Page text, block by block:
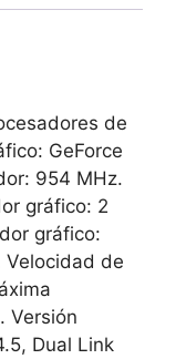
de
GeForce
954 MHz.
gráfico: 2
gráfico:
Velocidad de
Versión
Dual Link